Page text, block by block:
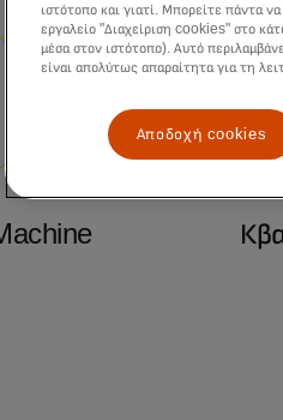
ιστότοπο και γιατί. Μπορείτε πάντα
εργαλείο "Διαχείριση cookies" στο
μέσα στον ιστότοπο). Αυτό
είναι απολύτως απαραίτητα για τη
Αποδοχή cookies